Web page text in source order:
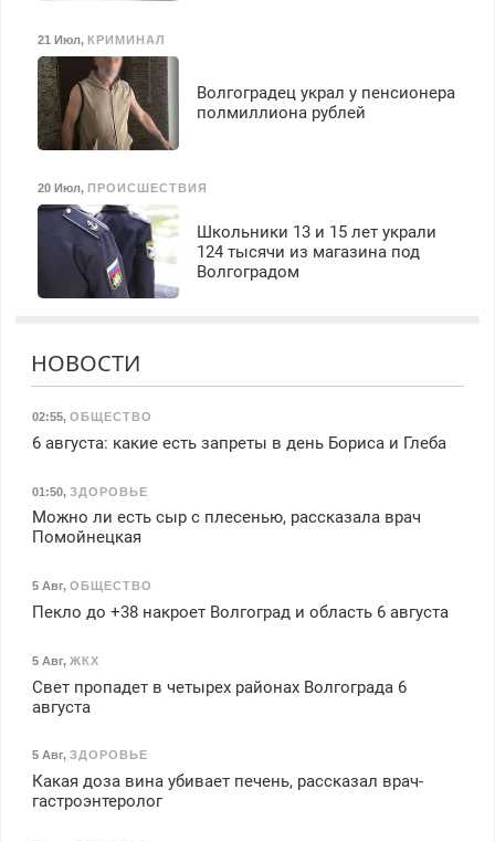
21 Июл, КРИМИНАЛ
Волгоградец украл у пенсионера
полмиллиона рублей
20 Июл, ПРОИСШЕСТВИЯ
Школьники 13 и 15 лет украли
124 тысячи из магазина под
Волгоградом
НОВОСТИ
02:55, ОБЩЕСТВО
6 августа: какие есть запреты в день Бориса и Глеба
01:50, ЗДОРОВЬЕ
Можно ли есть сыр с плесенью, рассказала врач
Помойнецкая
5 Авг, ОБЩЕСТВО
Пекло до +38 накроет Волгоград и область 6 августа
5 Авг, ЖКХ
Свет пропадет в четырех районах Волгограда 6
августа
5 Авг, ЗДОРОВЬЕ
Какая доза вина убивает печень, рассказал врач-
гастроэнтеролог